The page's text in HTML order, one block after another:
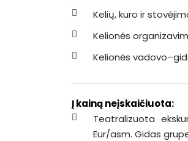
Kelių, kuro ir
Kelionės
Kelionės
Į kainą neįskaičiuota:
Teatralizuota
Eur/asm. Gidas